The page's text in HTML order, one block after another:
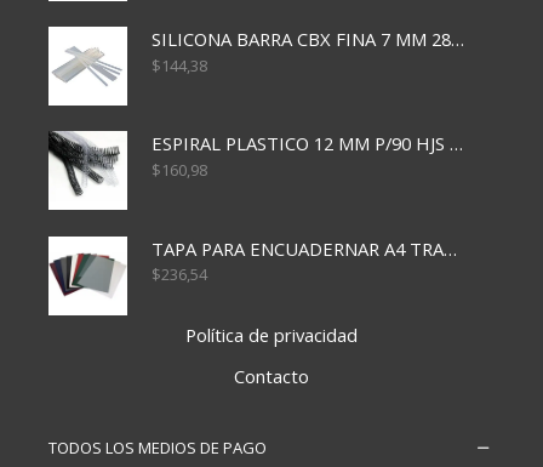
SILICONA BARRA CBX FINA 7 MM 28 CM
$144,38
ESPIRAL PLASTICO 12 MM P/90 HJS X50X1500
$160,98
TAPA PARA ENCUADERNAR A4 TRANSP x50x500
$236,54
Política de privacidad
Contacto
TODOS LOS MEDIOS DE PAGO